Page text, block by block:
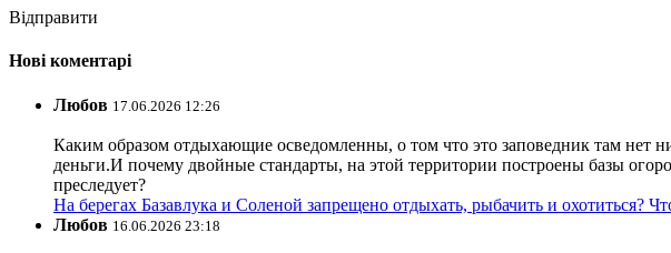
Відправити
Нові коментарі
Любов 17.06.2026 12:26
Каким образом отдыхающие осведомленны, о том что это заповедник там нет
деньги.И почему двойные стандарты, на этой территории построены базы
преследует?
На берегах Базавлука и Соленой запрещено отдыхать, рыбачить и охотиться?
Любов 16.06.2026 23:18